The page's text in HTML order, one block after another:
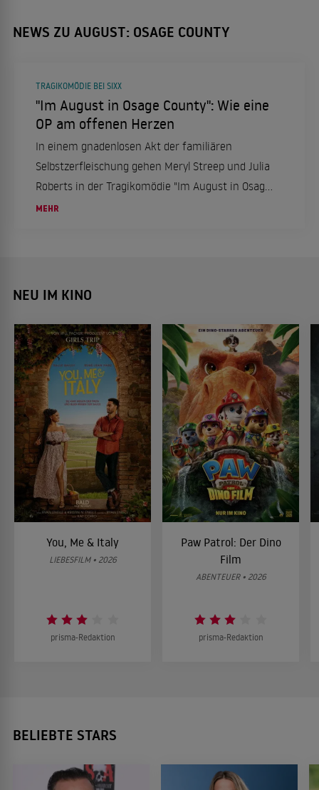
NEWS ZU AUGUST: OSAGE COUNTY
TRAGIKOMÖDIE BEI SIXX
"Im August in Osage County": Wie eine
OP am offenen Herzen
In einem gnadenlosen Akt der familiären
Selbstzerfleischung gehen Meryl Streep und Julia
Roberts in der Tragikomödie "Im August in Osage
County" aufeinander los. Sixx zeigt den Film als
MEHR
NEU IM KINO
You, Me & Italy
LIEBESFILM • 2026
prisma-Redaktion
Paw Patrol: Der Dino
Film
ABENTEUER • 2026
prisma-Redaktion
BELIEBTE STARS